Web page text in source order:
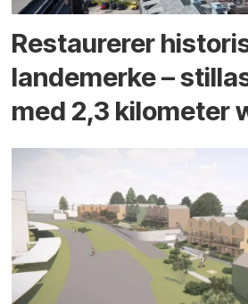
Restaurerer
landemerke –
med 2,3 kilometer